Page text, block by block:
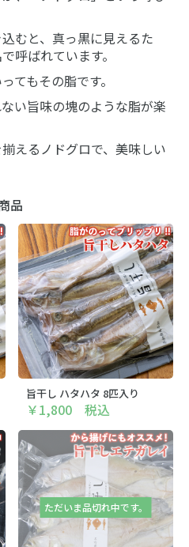
むと、真っ黒に見えるた
呼ばれています。
てもその脂です。
い旨味の塊のような脂が楽
えるノドグロで、美味しい
品
旨干し ハタハタ 8匹入り
￥1,800 税込
ただいま品切れ中です。